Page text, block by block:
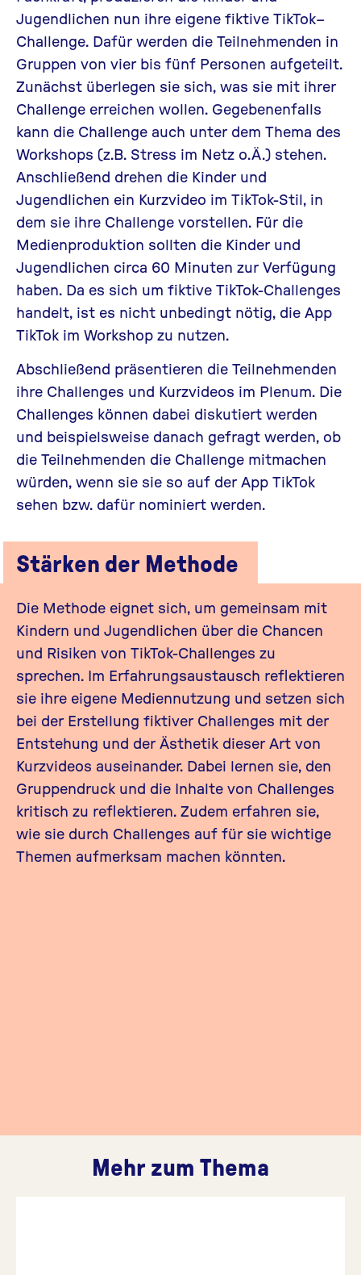
Jugendlichen nun ihre eigene fiktive TikTok–
Challenge. Dafür werden die Teilnehmenden in
Gruppen von vier bis fünf Personen aufgeteilt.
Zunächst überlegen sie sich, was sie mit ihrer
Challenge erreichen wollen. Gegebenenfalls
kann die Challenge auch unter dem Thema des
Workshops (z.B. Stress im Netz o.Ä.) stehen.
Anschließend drehen die Kinder und
Jugendlichen ein Kurzvideo im TikTok-Stil, in
dem sie ihre Challenge vorstellen. Für die
Medienproduktion sollten die Kinder und
Jugendlichen circa 60 Minuten zur Verfügung
haben. Da es sich um fiktive TikTok-Challenges
handelt, ist es nicht unbedingt nötig, die App
TikTok im Workshop zu nutzen.
Abschließend präsentieren die Teilnehmenden
ihre Challenges und Kurzvideos im Plenum. Die
Challenges können dabei diskutiert werden
und beispielsweise danach gefragt werden, ob
die Teilnehmenden die Challenge mitmachen
würden, wenn sie sie so auf der App TikTok
sehen bzw. dafür nominiert werden.
Stärken der Methode
Die Methode eignet sich, um gemeinsam mit
Kindern und Jugendlichen über die Chancen
und Risiken von TikTok-Challenges zu
sprechen. Im Erfahrungsaustausch reflektieren
sie ihre eigene Mediennutzung und setzen sich
bei der Erstellung fiktiver Challenges mit der
Entstehung und der Ästhetik dieser Art von
Kurzvideos auseinander. Dabei lernen sie, den
Gruppendruck und die Inhalte von Challenges
kritisch zu reflektieren. Zudem erfahren sie,
wie sie durch Challenges auf für sie wichtige
Themen aufmerksam machen könnten.
Mehr zum Thema